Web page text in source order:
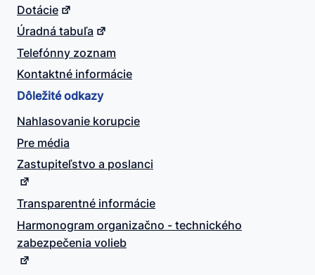
Dotácie
Úradná tabuľa
Telefónny zoznam
Kontaktné informácie
Dôležité odkazy
Nahlasovanie korupcie
Pre média
Zastupiteľstvo a poslanci
Transparentné informácie
Harmonogram organizačno - technického
zabezpečenia volieb